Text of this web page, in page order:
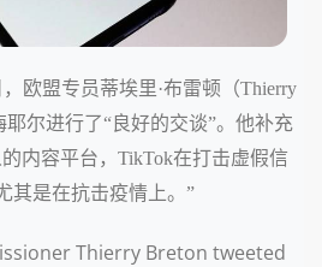
欧盟专员蒂埃里·布雷顿（Thierry
耶尔进行了“良好的交谈”。他补充
内容平台，TikTok在打击虚假信
其是在抗击疫情上。”
Thierry Breton tweeted